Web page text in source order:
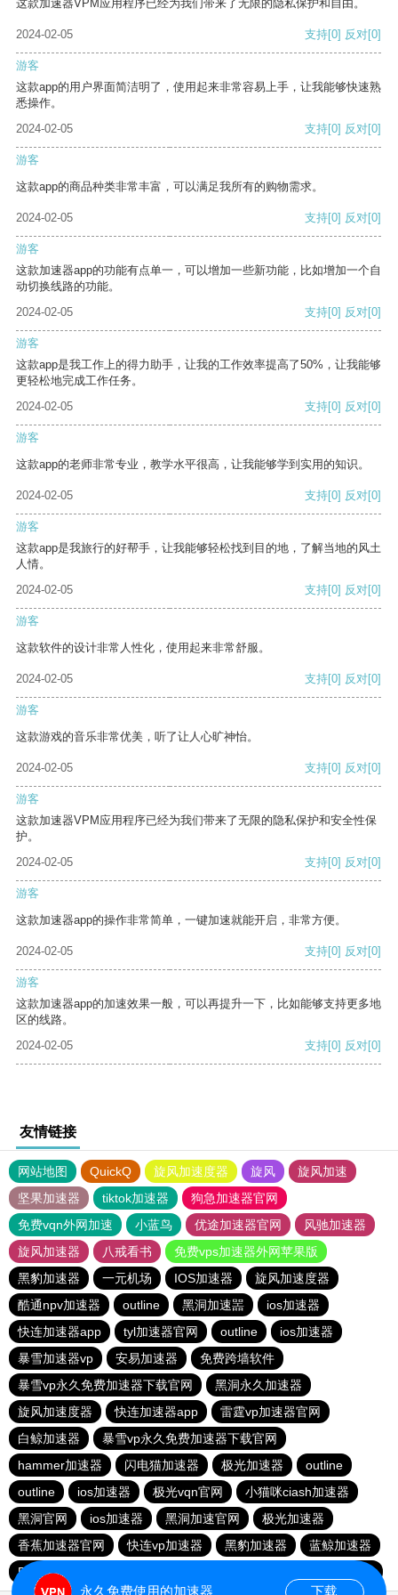
这款加速器VPM应用程序已经为我们带来了无限的隐私保护和自由。
2024-02-05 支持[0] 反对[0]
游客
这款app的用户界面简洁明了，使用起来非常容易上手，让我能够快速熟
悉操作。
2024-02-05
支持[0] 反对[0]
游客
这款app的商品种类非常丰富，可以满足我所有的购物需求。
2024-02-05 支持[0] 反对[0]
游客
这款加速器app的功能有点单一，可以增加一些新功能，比如增加一个自
动切换线路的功能。
2024-02-05
支持[0] 反对[0]
游客
这款app是我工作上的得力助手，让我的工作效率提高了50%，让我能够
更轻松地完成工作任务。
2024-02-05
支持[0] 反对[0]
游客
这款app的老师非常专业，教学水平很高，让我能够学到实用的知识。
2024-02-05 支持[0] 反对[0]
游客
这款app是我旅行的好帮手，让我能够轻松找到目的地，了解当地的风土
人情。
2024-02-05
支持[0] 反对[0]
游客
这款软件的设计非常人性化，使用起来非常舒服。
2024-02-05 支持[0] 反对[0]
游客
这款游戏的音乐非常优美，听了让人心旷神怡。
2024-02-05 支持[0] 反对[0]
游客
这款加速器VPM应用程序已经为我们带来了无限的隐私保护和安全性保
护。
2024-02-05
支持[0] 反对[0]
游客
这款加速器app的操作非常简单，一键加速就能开启，非常方便。
2024-02-05 支持[0] 反对[0]
游客
这款加速器app的加速效果一般，可以再提升一下，比如能够支持更多地
区的线路。
2024-02-05
支持[0] 反对[0]
友情链接
网站地图 QuickQ 旋风加速度器 旋风
旋风加速
坚果加速器
tiktok加速器
狗急加速器官网
免费vqn外网加速
小蓝鸟 优途加速器官网
风驰加速器
旋风加速器
八戒看书
免费vps加速器外网苹果版
黑豹加速器
一元机场 IOS加速器
旋风加速度器
酷通npv加速器
outline 黑洞加速噐
ios加速器
快连加速器app
tyl加速器官网 outline
ios加速器
暴雪加速器vp
安易加速器
免费跨墙软件
暴雪vp永久免费加速器下载官网
黑洞永久加速器
旋风加速度器
快连加速器app
雷霆vp加速器官网
白鲸加速器
暴雪vp永久免费加速器下载官网
hammer加速器
闪电猫加速器 极光加速器
outline
outline
ios加速器 极光vqn官网
小猫咪ciash加速器
黑洞官网
ios加速器 黑洞加速官网
极光加速器
香蕉加速器官网
快连vp加速器 黑豹加速器
蓝鲸加速器
BitzNet官网
hammer加速器
永久免费使用的加速器 下载